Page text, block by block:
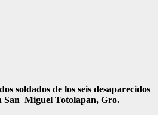
soldados de los seis desaparecidos
San Miguel Totolapan, Gro.